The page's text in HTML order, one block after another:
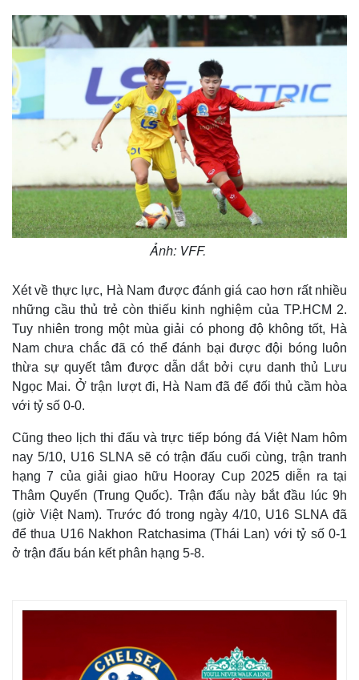
Ảnh: VFF.
Xét về thực lực, Hà Nam được đánh giá cao hơn rất nhiều
những cầu thủ trẻ còn thiếu kinh nghiệm của TP.HCM 2.
Tuy nhiên trong một mùa giải có phong độ không tốt, Hà
Nam chưa chắc đã có thể đánh bại được đội bóng luôn
thừa sự quyết tâm được dẫn dắt bởi cựu danh thủ Lưu
Ngọc Mai. Ở trận lượt đi, Hà Nam đã để đối thủ cầm hòa
với tỷ số 0-0.
Cũng theo lịch thi đấu và trực tiếp bóng đá Việt Nam hôm
nay 5/10, U16 SLNA sẽ có trận đấu cuối cùng, trận tranh
hạng 7 của giải giao hữu Hooray Cup 2025 diễn ra tại
Thâm Quyến (Trung Quốc). Trận đấu này bắt đầu lúc 9h
(giờ Việt Nam). Trước đó trong ngày 4/10, U16 SLNA đã
để thua U16 Nakhon Ratchasima (Thái Lan) với tỷ số 0-1
ở trận đấu bán kết phân hạng 5-8.